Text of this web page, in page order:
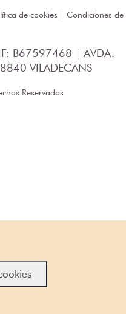
de cookies | Condiciones de
B67597468 | AVDA.
VILADECANS
Reservados